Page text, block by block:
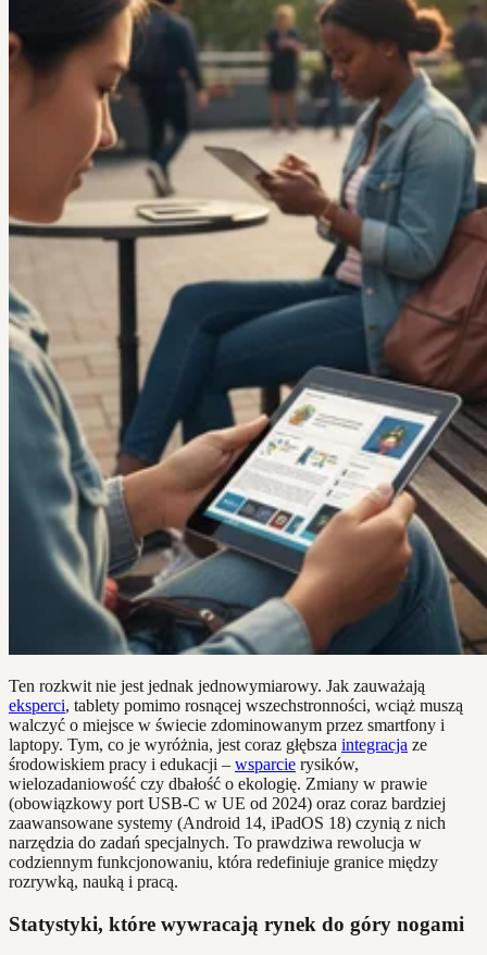
Ten rozkwit nie jest jednak jednowymiarowy. Jak zauważają
eksperci, tablety pomimo rosnącej wszechstronności, wciąż muszą
walczyć o miejsce w świecie zdominowanym przez smartfony i
laptopy. Tym, co je wyróżnia, jest coraz głębsza integracja ze
środowiskiem pracy i edukacji – wsparcie rysików,
wielozadaniowość czy dbałość o ekologię. Zmiany w prawie
(obowiązkowy port USB-C w UE od 2024) oraz coraz bardziej
zaawansowane systemy (Android 14, iPadOS 18) czynią z nich
narzędzia do zadań specjalnych. To prawdziwa rewolucja w
codziennym funkcjonowaniu, która redefiniuje granice między
rozrywką, nauką i pracą.
Statystyki, które wywracają rynek do góry nogami